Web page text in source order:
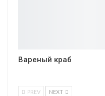
Вареный краб
PREV NEXT